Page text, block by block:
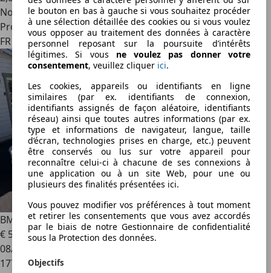
Nouveau
Professionnel
FR 57390
BMW 118SÉRIE 118d LCI E87 2.0 143 CV CONFORT
€ 5 999
08/2009
177 000 km
le bouton en bas à gauche si vous souhaitez procéder
à une sélection détaillée des cookies ou si vous voulez
vous opposer au traitement des données à caractère
personnel reposant sur la poursuite d’intérêts
légitimes. Si vous ne voulez pas donner votre
consentement, veuillez cliquer ici.
Les cookies, appareils ou identifiants en ligne
similaires (par ex. identifiants de connexion,
identifiants assignés de façon aléatoire, identifiants
réseau) ainsi que toutes autres informations (par ex.
type et informations de navigateur, langue, taille
d’écran, technologies prises en charge, etc.) peuvent
être conservés ou lus sur votre appareil pour
reconnaître celui-ci à chacune de ses connexions à
une application ou à un site Web, pour une ou
plusieurs des finalités présentées ici.
Vous pouvez modifier vos préférences à tout moment
et retirer les consentements que vous avez accordés
par le biais de notre Gestionnaire de confidentialité
sous la Protection des données.
Objectifs